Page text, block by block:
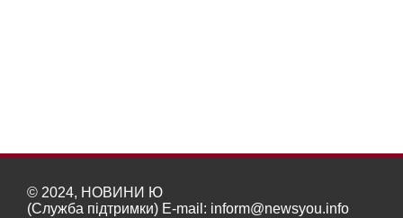
© 2024, НОВИНИ Ю
(Служба підтримки) E-mail: inform@newsyou.info